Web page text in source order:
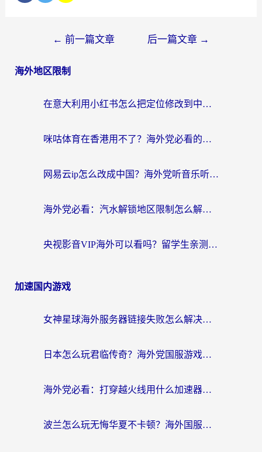
← 前一篇文章 后一篇文章 →
海外地区限制
在意大利用小红书怎么把定位修改到中国国内？3个实用技巧+1个靠谱工具帮你搞定
咪咕体育在香港用不了？海外党必看的回国加速器选择指南（附3个真实场景解决方案）
网易云ip怎么改成中国？海外党听音乐听书的无痛解决方案
海外党必看：汽水解锁地区限制怎么解除？3招解决国内影音&生活服务难题
央视影音VIP海外可以看吗？留学生亲测有效的回国加速器选择指南
加速国内游戏
女神星球海外服务器链接失败怎么解决？海外党国服游戏加速避坑指南
日本怎么玩君临传奇？海外党国服游戏加速避坑指南（附菲律宾欧洲玩家实测）
海外党必看：打穿越火线用什么加速器？解决延迟卡顿，还能玩奇妙拼图世界和第五人格
波兰怎么玩无悔华夏不卡顿？海外国服游戏加速器终极指南（附征途2萤火突击解决方案）